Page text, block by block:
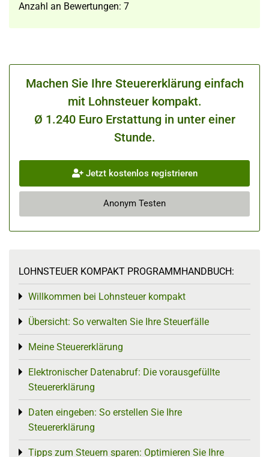
Anzahl an Bewertungen: 7
Machen Sie Ihre Steuererklärung einfach
mit Lohnsteuer kompakt.
Ø 1.240 Euro Erstattung in unter einer
Stunde.
Jetzt kostenlos registrieren
Anonym Testen
LOHNSTEUER KOMPAKT PROGRAMMHANDBUCH:
Willkommen bei Lohnsteuer kompakt
Toggle menu
Übersicht: So verwalten Sie Ihre Steuerfälle
Toggle menu
Meine Steuererklärung
Toggle menu
Elektronischer Datenabruf: Die vorausgefüllte
Steuererklärung
Toggle menu
Daten eingeben: So erstellen Sie Ihre
Steuererklärung
Toggle menu
Tipps zum Steuern sparen: Optimieren Sie Ihre
Toggle menu